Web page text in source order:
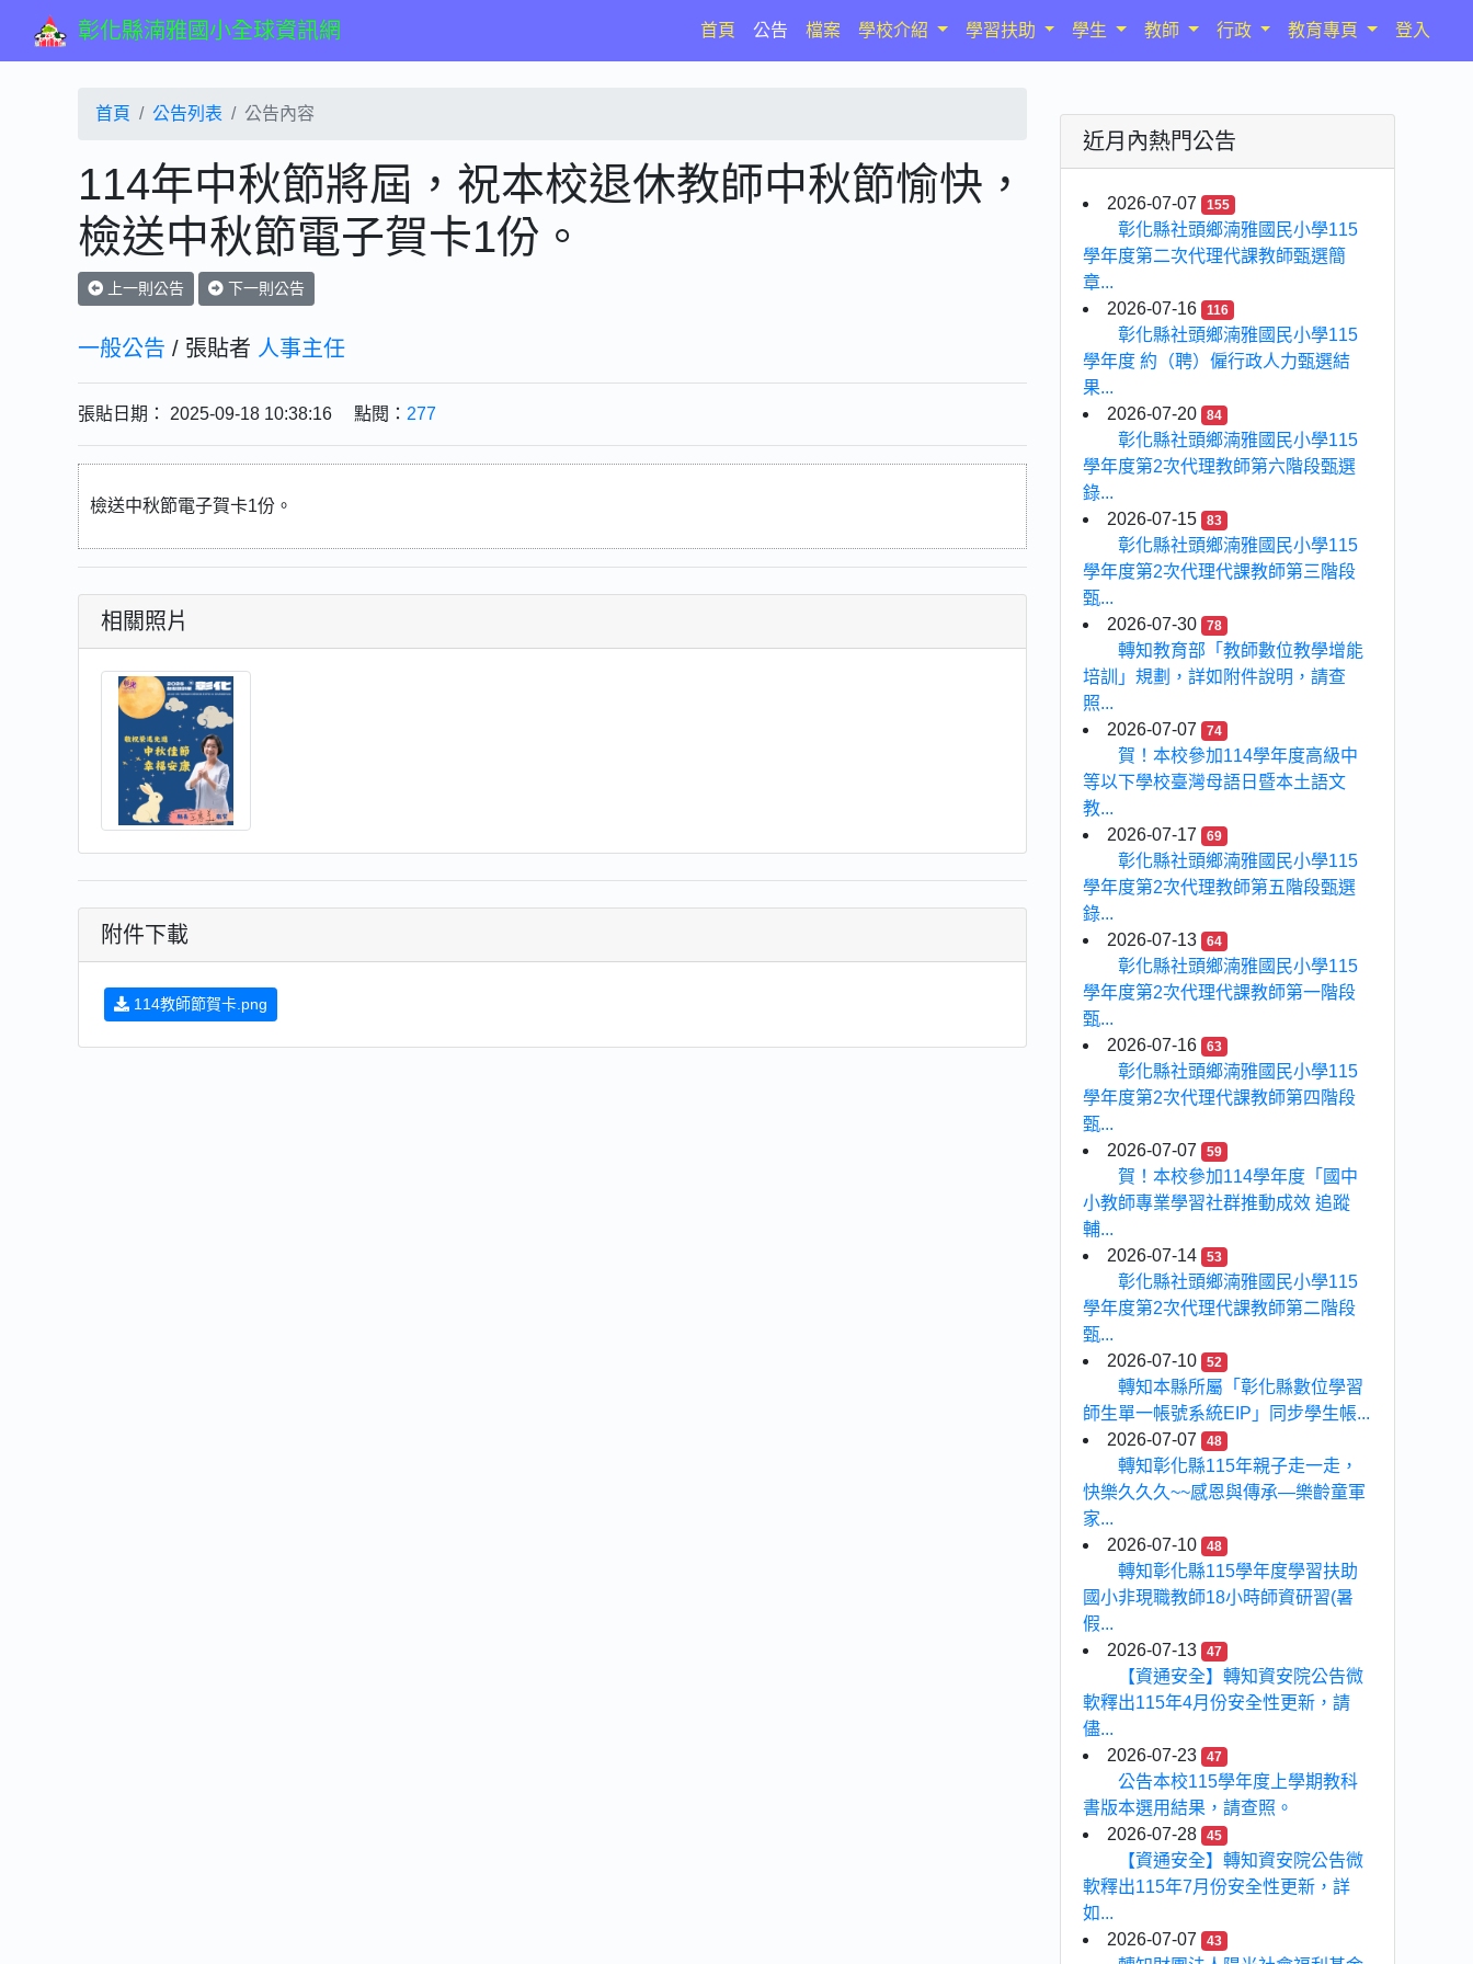
彰化縣湳雅國小全球資訊網 首頁(current)
公告 檔案 學校介紹 學習扶助 學生 教師 行政 教育專頁 登入
首頁 公告列表 公告內容
114年中秋節將屆，祝本校退休教師中秋節愉快，
檢送中秋節電子賀卡1份。
上一則公告 下一則公告
一般公告 / 張貼者 人事主任
張貼日期： 2025-09-18 10:38:16 點閱： 277
檢送中秋節電子賀卡1份。
相關照片
附件下載
114教師節賀卡.png
近月內熱門公告
2026-07-07 155
彰化縣社頭鄉湳雅國民小學115
學年度第二次代理代課教師甄選簡
章...
2026-07-16
116
彰化縣社頭鄉湳雅國民小學115
學年度 約（聘）僱行政人力甄選結
果...
2026-07-20
84
彰化縣社頭鄉湳雅國民小學115
學年度第2次代理教師第六階段甄選
錄...
2026-07-15
83
彰化縣社頭鄉湳雅國民小學115
學年度第2次代理代課教師第三階段
甄...
2026-07-30
78
轉知教育部「教師數位教學增能
培訓」規劃，詳如附件說明，請查
照...
2026-07-07
74
賀！本校參加114學年度高級中
等以下學校臺灣母語日暨本土語文
教...
2026-07-17
69
彰化縣社頭鄉湳雅國民小學115
學年度第2次代理教師第五階段甄選
錄...
2026-07-13
64
彰化縣社頭鄉湳雅國民小學115
學年度第2次代理代課教師第一階段
甄...
2026-07-16
63
彰化縣社頭鄉湳雅國民小學115
學年度第2次代理代課教師第四階段
甄...
2026-07-07
59
賀！本校參加114學年度「國中
小教師專業學習社群推動成效 追蹤
輔...
2026-07-14
53
彰化縣社頭鄉湳雅國民小學115
學年度第2次代理代課教師第二階段
甄...
2026-07-10
52
轉知本縣所屬「彰化縣數位學習
師生單一帳號系統EIP」同步學生帳...
2026-07-07
48
轉知彰化縣115年親子走一走，
快樂久久久~~感恩與傳承—樂齡童軍
家...
2026-07-10
48
轉知彰化縣115學年度學習扶助
國小非現職教師18小時師資研習(暑
假...
2026-07-13
47
【資通安全】轉知資安院公告微
軟釋出115年4月份安全性更新，請
儘...
2026-07-23
47
公告本校115學年度上學期教科
書版本選用結果，請查照。
2026-07-28
45
【資通安全】轉知資安院公告微
軟釋出115年7月份安全性更新，詳
如...
2026-07-07
43